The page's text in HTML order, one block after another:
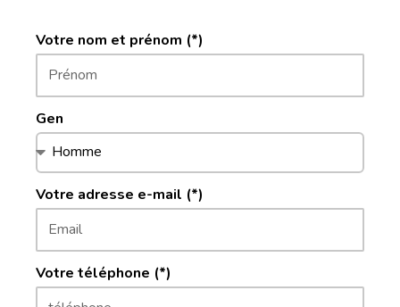
Votre nom et prénom (*)
Gen
Votre adresse e-mail (*)
Votre téléphone (*)